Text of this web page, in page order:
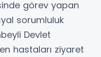
görev yapan
sorumluluk
Devlet
hastaları ziyaret